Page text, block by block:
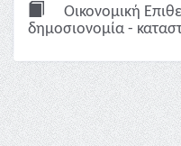
Οικονομική
δημοσιονομία -